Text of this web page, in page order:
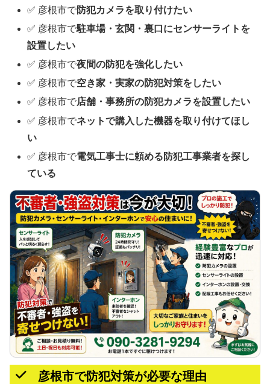
✅ 彦根市で防犯カメラを取り付けたい
✅ 彦根市で駐車場・玄関・裏口にセンサーライトを
設置したい
✅ 彦根市で夜間の防犯を強化したい
✅ 彦根市で空き家・実家の防犯対策をしたい
✅ 彦根市で店舗・事務所の防犯カメラを設置したい
✅ 彦根市でネットで購入した機器を取り付けてほし
い
✅ 彦根市で電気工事士に頼める防犯工事業者を探し
ている
彦根市で防犯対策が必要な理由